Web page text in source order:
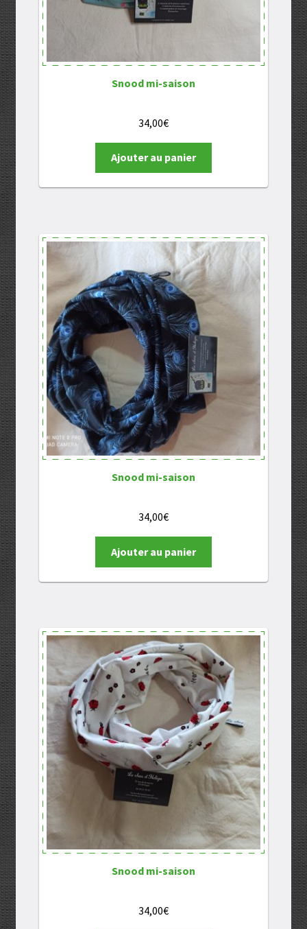
Snood mi-saison
34,00€
Ajouter au panier
Snood mi-saison
34,00€
Ajouter au panier
Snood mi-saison
34,00€